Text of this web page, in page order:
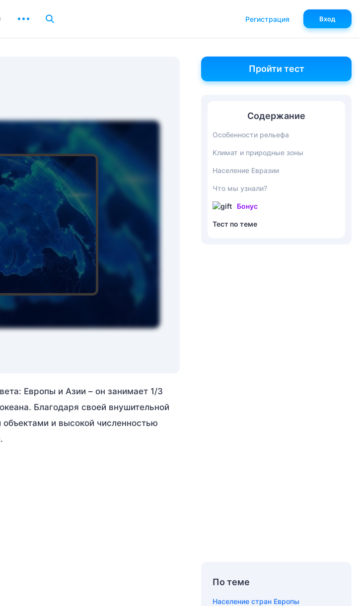
Европы и Азии – он занимает 1/3
Благодаря своей внушительной
и высокой численностью
Пройти тест
Содержание
Особенности рельефа
Климат и природные зоны
Население Евразии
Что мы узнали?
Бонус
Тест по теме
По теме
Население стран Европы
Регистрация Вход